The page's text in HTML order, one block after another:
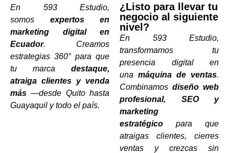
En 593 Estudio,
somos expertos en
marketing digital en
Ecuador. Creamos
estrategias 360° para que
tu marca destaque,
atraiga clientes y venda
más —desde Quito hasta
Guayaquil y todo el país.
¿Listo para llevar tu
negocio al siguiente
nivel?
En 593 Estudio,
transformamos tu
presencia digital en
una máquina de ventas.
Combinamos diseño web
profesional, SEO y
marketing
estratégico para que
atraigas clientes, cierres
ventas y crezcas sin